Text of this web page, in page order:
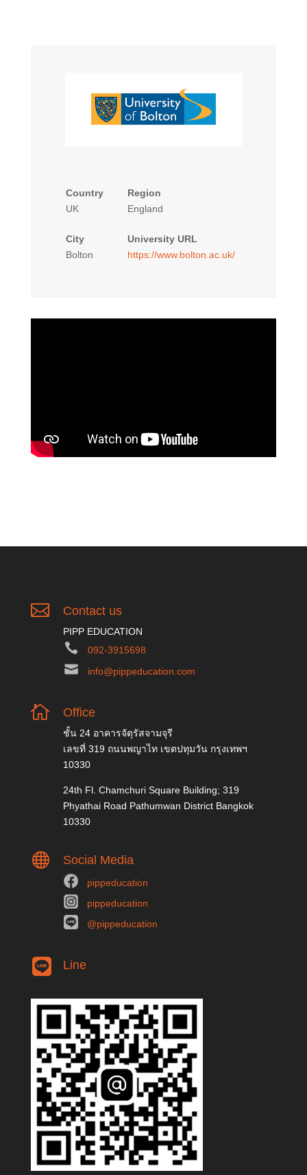
Country
UK
Region
England
City
Bolton
University URL
https://www.bolton.ac.uk/
 Contact us
PIPP EDUCATION
092-3915698
info@pippeducation.com
 Office
ชั้น 24 อาคารจัตุรัสจามจุรี
เลขที่ 319 ถนนพญาไท เขตปทุมวัน กรุงเทพฯ
10330
24th Fl. Chamchuri Square Building; 319
Phyathai Road Pathumwan District Bangkok
10330
 Social Media
pippeducation
pippeducation
@pippeducation
Line